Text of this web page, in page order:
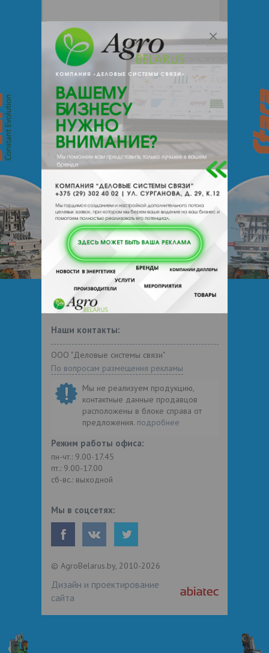
https://www.zavodrti.ru/
О производителе
О компании
Уральский завод эластомерных
уплотнений производит широкий спектр
резинотехнических изделий,а так же
изделий из силикона для многих отраслей
промышленности, в том числе - для нужд
сельского хозяйства.
Информация о бренде "УЗЭУ" взята из
открытых источников.
Наши контакты:
ООО "Деловые системы связи"
По вопросам размещения рекламы
Мы не реализуем продукцию,
контактные данные продавцов
расположены в блоке справа от
предложения. подробнее
Режим работы офиса:
пн-чт.: 9.00-17.45
пт.: 9.00-17.00
сб-вс.: выходной
Мы в соцсетях:
© AgroBelarus.by, 2010-2026
Дизайн и проектирование
сайта